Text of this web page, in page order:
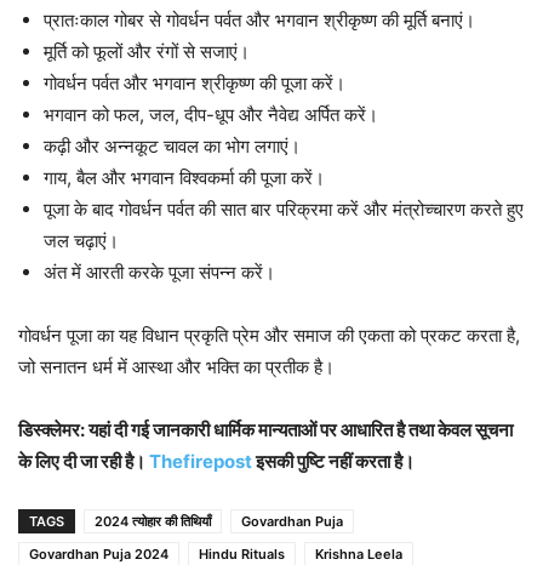
प्रातःकाल गोबर से गोवर्धन पर्वत और भगवान श्रीकृष्ण की मूर्ति बनाएं।
मूर्ति को फूलों और रंगों से सजाएं।
गोवर्धन पर्वत और भगवान श्रीकृष्ण की पूजा करें।
भगवान को फल, जल, दीप-धूप और नैवेद्य अर्पित करें।
कढ़ी और अन्नकूट चावल का भोग लगाएं।
गाय, बैल और भगवान विश्वकर्मा की पूजा करें।
पूजा के बाद गोवर्धन पर्वत की सात बार परिक्रमा करें और मंत्रोच्चारण करते हुए
जल चढ़ाएं।
अंत में आरती करके पूजा संपन्न करें।
गोवर्धन पूजा का यह विधान प्रकृति प्रेम और समाज की एकता को प्रकट करता है,
जो सनातन धर्म में आस्था और भक्ति का प्रतीक है।
डिस्क्लेमर: यहां दी गई जानकारी धार्मिक मान्यताओं पर आधारित है तथा केवल सूचना
के लिए दी जा रही है। Thefirepostइसकी पुष्टि नहीं करता है।
TAGS 2024 त्योहार की तिथियाँ
Govardhan Puja
Govardhan Puja 2024
Hindu Rituals
Krishna Leela